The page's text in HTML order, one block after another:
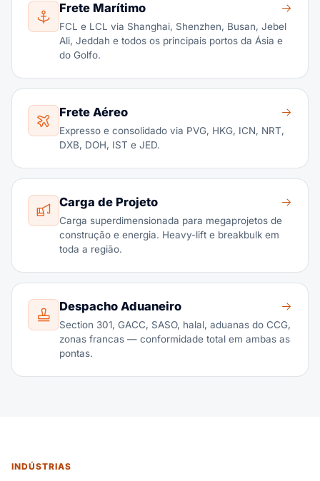
Frete Marítimo
FCL e LCL via Shanghai, Shenzhen, Busan, Jebel
Ali, Jeddah e todos os principais portos da Ásia e
do Golfo.
Frete Aéreo
Expresso e consolidado via PVG, HKG, ICN, NRT,
DXB, DOH, IST e JED.
Carga de Projeto
Carga superdimensionada para megaprojetos de
construção e energia. Heavy-lift e breakbulk em
toda a região.
Despacho Aduaneiro
Section 301, GACC, SASO, halal, aduanas do CCG,
zonas francas — conformidade total em ambas as
pontas.
INDÚSTRIAS